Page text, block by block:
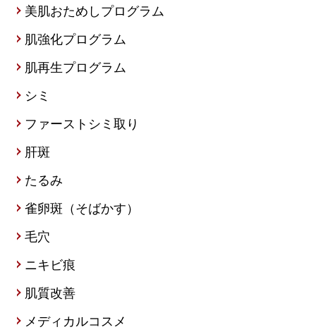
美肌おためしプログラム
肌強化プログラム
肌再生プログラム
シミ
ファーストシミ取り
肝斑
たるみ
雀卵斑（そばかす）
毛穴
ニキビ痕
肌質改善
メディカルコスメ